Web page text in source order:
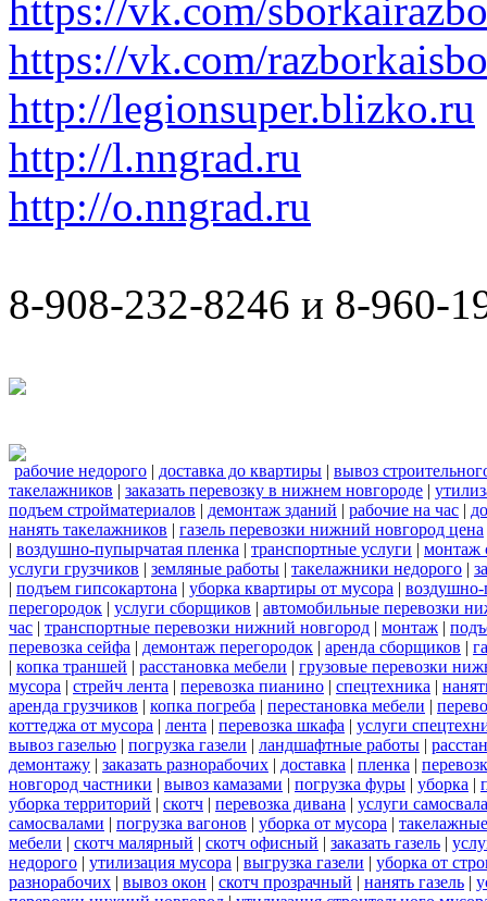
https://vk.com/
https://vk.com/
http://legionsuper.blizko.ru
http://l.nngrad.ru
http://o.nngrad.ru
8-908-232-8246 и 8-960-
рабочие недорого | доставка до квартиры | вывоз
такелажников | заказать перевозку в нижнем новгороде |
подъем стройматериалов | демонтаж зданий | рабочие на час |
нанять такелажников | газель перевозки нижний новгород цена
| воздушно-пупырчатая пленка | транспортные услуги | монтаж
услуги грузчиков | земляные работы | такелажники недорого |
| подъем гипсокартона | уборка квартиры от мусора | воздушно-
перегородок | услуги сборщиков | автомобильные перевозки
час | транспортные перевозки нижний новгород | монтаж |
перевозка сейфа | демонтаж перегородок | аренда сборщиков |
| копка траншей | расстановка мебели | грузовые перевозки
мусора | стрейч лента | перевозка пианино | спецтехника |
аренда грузчиков | копка погреба | перестановка мебели |
коттеджа от мусора | лента | перевозка шкафа | услуги
вывоз газелью | погрузка газели | ландшафтные работы |
демонтажу | заказать разнорабочих | доставка | пленка |
новгород частники | вывоз камазами | погрузка фуры | уборка |
уборка территорий | скотч | перевозка дивана | услуги самосвала
самосвалами | погрузка вагонов | уборка от мусора |
мебели | скотч малярный | скотч офисный | заказать газель |
недорого | утилизация мусора | выгрузка газели | уборка от
разнорабочих | вывоз окон | скотч прозрачный | нанять газель |